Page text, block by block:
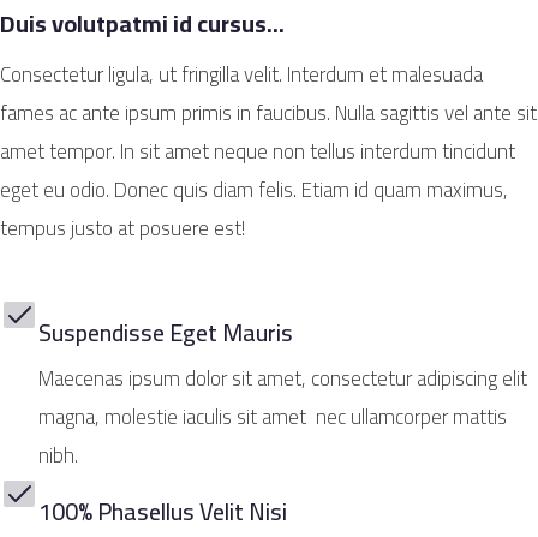
Duis volutpatmi id cursus...
Consectetur ligula, ut fringilla velit. Interdum et malesuada
fames ac ante ipsum primis in faucibus. Nulla sagittis vel ante sit
amet tempor. In sit amet neque non tellus interdum tincidunt
eget eu odio. Donec quis diam felis. Etiam id quam maximus,
tempus justo at posuere est!
Suspendisse Eget Mauris
Maecenas ipsum dolor sit amet, consectetur adipiscing elit
magna, molestie iaculis sit amet nec ullamcorper mattis
nibh.
100% Phasellus Velit Nisi